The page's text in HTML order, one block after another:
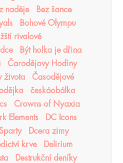
naděje
Bez šance
Bohové Olympu
rivalové
Být holka je dřina
Čarodějovy Hodiny
života
Časodějové
českáobálka
Crowns of Nyaxia
Elements
DC Icons
Dcera zimy
krve
Delirium
Destrukční deníky